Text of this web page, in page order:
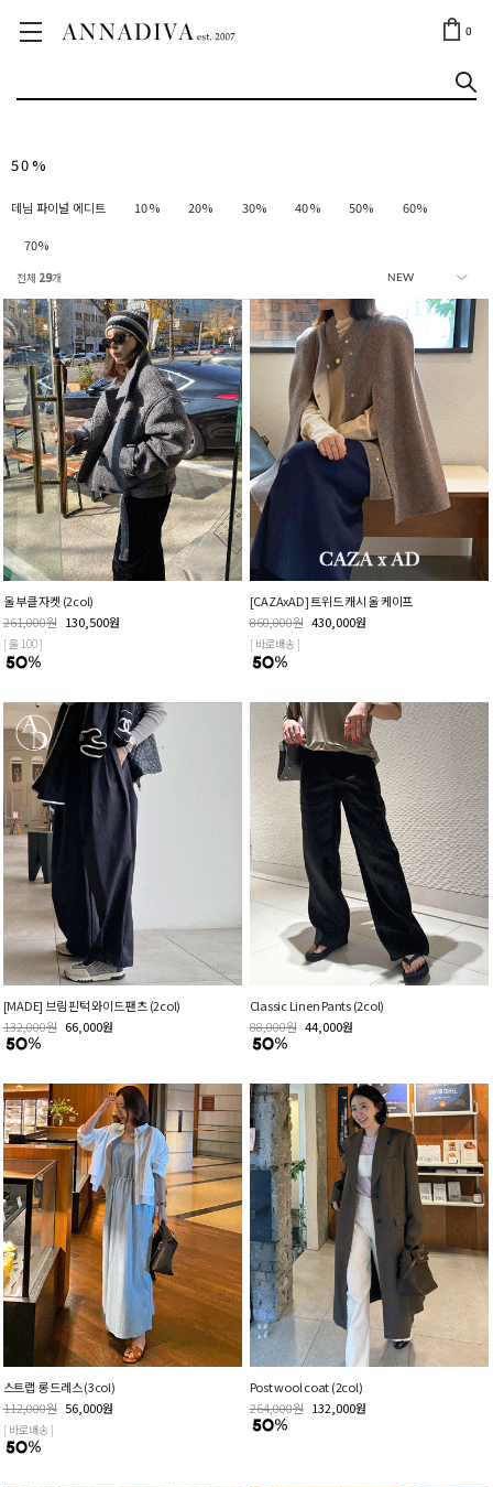
0
ANNA JEWELRY
50%
데님 파이널 에디트 10% 20% 30% 40% 50% 60%
70%
전체 29개
울 부클 자켓 (2col)
261,000원 130,500원
[ 울 100 ]
[CAZAxAD] 트위드 캐시 울 케이프
860,000원 430,000원
[ 바로배송 ]
[MADE] 브림 핀턱 와이드 팬츠 (2col)
132,000원 66,000원
Classic Linen Pants (2col)
88,000원 44,000원
스트랩 롱 드레스 (3col)
112,000원 56,000원
[ 바로배송 ]
Post wool coat (2col)
264,000원 132,000원